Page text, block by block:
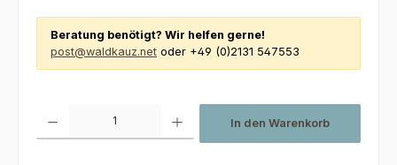
Beratung benötigt? Wir helfen gerne!
post@waldkauz.net oder +49 (0)2131 547553
In den Warenkorb